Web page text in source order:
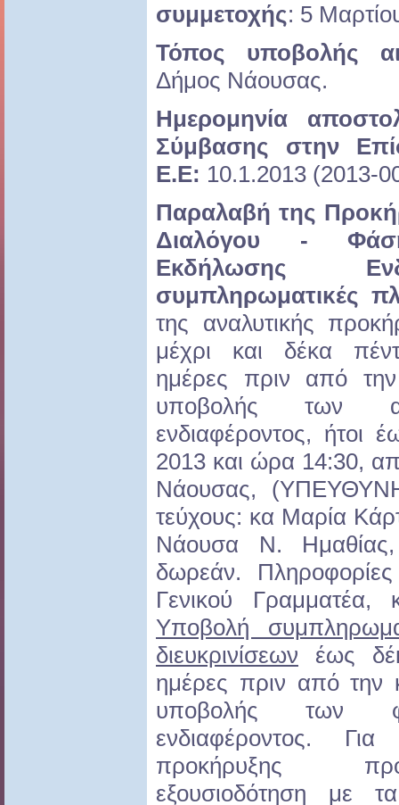
συμμετοχής: 5
Τόπος υποβολής
Δήμος Νάουσας.
Ημερομηνία
Σύμβασης στην
Ε.Ε: 10.1.2013 (2013-
Παραλαβή της
Διαλόγου -
Εκδήλωσης
συμπληρωματικές
της αναλυτικής
μέχρι και δέκα
ημέρες πριν από
υποβολής των
ενδιαφέροντος, ήτοι
2013 και ώρα 14:30,
Νάουσας,
τεύχους: κα Μαρία
Νάουσα Ν. Ημαθίας,
δωρεάν.
Γενικού Γραμματέα,
Υποβολή
διευκρινίσεων έως
ημέρες πριν από την
υποβολής των
ενδιαφέροντος.
προκήρυξης
εξουσιοδότηση με